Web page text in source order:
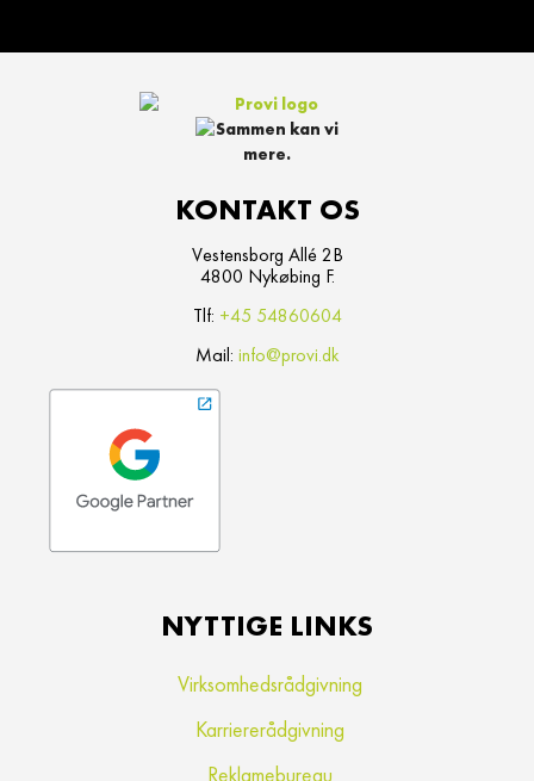
KONTAKT OS
Vestensborg Allé 2B
4800 Nykøbing F.
Tlf: +45 54860604
Mail: info@provi.dk
NYTTIGE LINKS
Virksomhedsrådgivning
Karriererådgivning
Reklamebureau